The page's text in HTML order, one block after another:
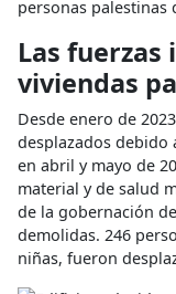
personas palestinas
Las
viviendas
Desde enero de
desplazados debido
en abril y mayo de
material y de salud
de la gobernación
demolidas. 246
niñas, fueron